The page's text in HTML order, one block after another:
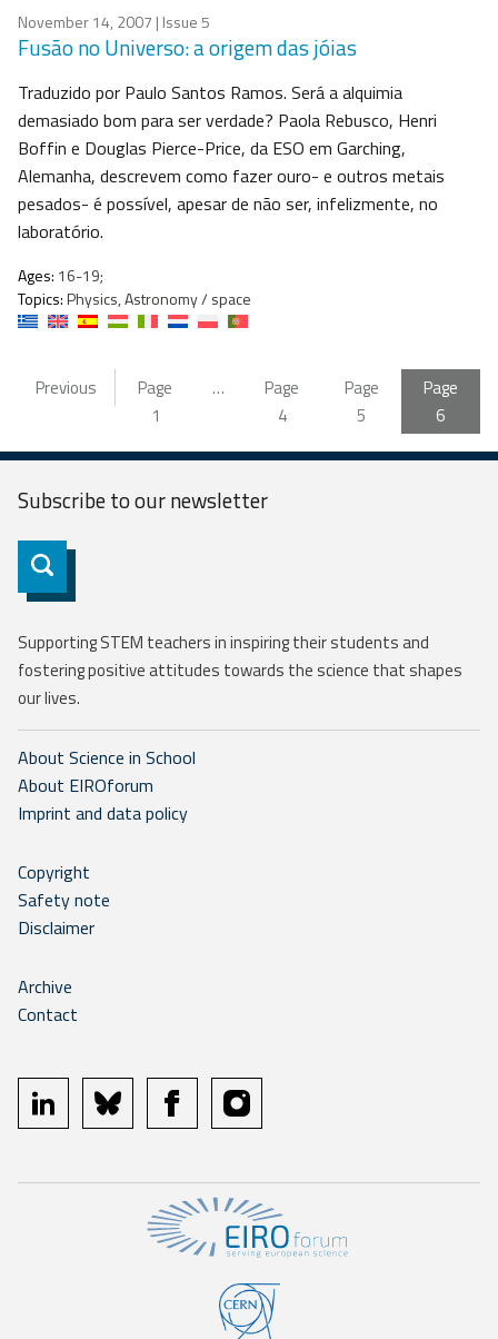
November 14, 2007 | Issue 5
Fusão no Universo: a origem das jóias
Traduzido por Paulo Santos Ramos. Será a alquimia
demasiado bom para ser verdade? Paola Rebusco, Henri
Boffin e Douglas Pierce-Price, da ESO em Garching,
Alemanha, descrevem como fazer ouro- e outros metais
pesados- é possível, apesar de não ser, infelizmente, no
laboratório.
Ages: 16-19;
Topics:Physics, Astronomy / space
Previous
Page
1
…
Page
4
Page
5
Page
6
Subscribe to ournewsletter
Subscribe
Supporting STEM teachers in inspiring their students and
fostering positive attitudes towards the science that shapes
our lives.
About Science in School
About EIROforum
Imprint and data policy
Copyright
Safety note
Disclaimer
Archive
Contact
linkedin bluesky facebookinstagram